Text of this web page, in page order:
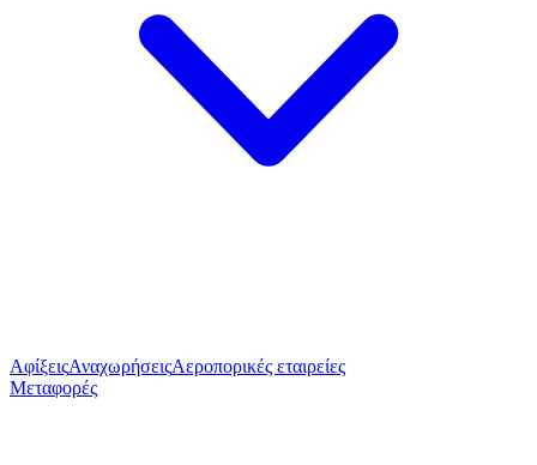
ΑφίξειςΑναχωρήσειςΑεροπορικές εταιρείες
Μεταφορές